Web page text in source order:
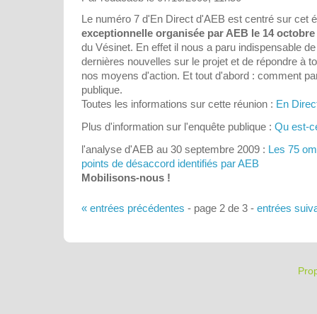
Le numéro 7 d'En Direct d'AEB est centré sur cet
exceptionnelle organisée par AEB le 14 octobre
du Vésinet. En effet il nous a paru indispensable
dernières nouvelles sur le projet et de répondre à
nos moyens d'action. Et tout d'abord : comment
publique.
Toutes les informations sur cette réunion : En
Plus d'information sur l'enquête publique : Qu est-
l'analyse d'AEB au 30 septembre 2009 : Les 75
points de désaccord identifiés par AEB
Mobilisons-nous !
« entrées précédentes - page 2 de 3 - entrées